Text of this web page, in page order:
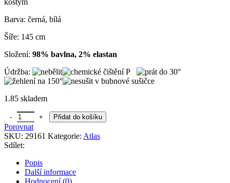
Barva: černá, bílá
Šíře: 145 cm
Složení: 98% bavlna, 2% elastan
Údržba:
1.85 skladem
Atlas černý s bílými puntíky množství
Přidat do košíku
Porovnat
SKU: 29161 Kategorie: Atlas
Sdílet:
Popis
Další informace
Hodnocení (0)